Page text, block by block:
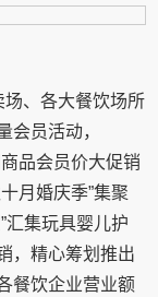
、各大餐饮场所
会员活动，
品会员价大促销
月婚庆季”集聚
汇集玩具婴儿护
，精心筹划推出
餐饮企业营业额